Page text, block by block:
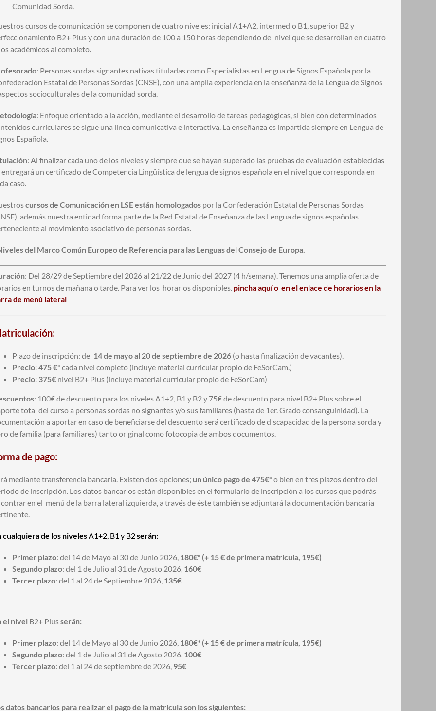
Comunidad Sorda.
cursos de comunicación se componen de cuatro niveles: inicial A1+A2, intermedio B1, superior B2 y
B2+ Plus y con una duración de 100 a 150 horas dependiendo del nivel que se desarrollan en cuatro
académicos al completo.
: Personas sordas signantes nativas tituladas como Especialistas en Lengua de Signos Española por la
Estatal de Personas Sordas (CNSE), con una amplia experiencia en la enseñanza de la Lengua de Signos
socioculturales de la comunidad sorda.
: Enfoque orientado a la acción, mediante el desarrollo de tareas pedagógicas, si bien con determinados
curriculares se sigue una línea comunicativa e interactiva. La enseñanza es impartida siempre en Lengua de
Española.
: Al finalizar cada uno de los niveles y siempre que se hayan superado las pruebas de evaluación establecidas
entregará un certificado de Competencia Lingüística de lengua de signos española en el nivel que corresponda en
caso.
cursos de Comunicación en LSE están homologadospor la Confederación Estatal de Personas Sordas
además nuestra entidad forma parte de la Red Estatal de Enseñanza de las Lengua de signos españolas
al movimiento asociativo de personas sordas.
del Marco Común Europeo de Referencia para las Lenguas del Consejo de Europa.
: Del 28/29 de Septiembre del 2026 al 21/22 de Junio del 2027 (4 h/semana). Tenemos una amplia oferta de
en turnos de mañana o tarde. Para ver los horarios disponibles. pincha aquí o en el enlace de horarios en la
de menú lateral
Plazo de inscripción: del 14 de mayo al 20 de septiembre de 2026(o hasta finalización de vacantes).
Precio: 475 €* cada nivel completo (incluye material curricular propio de FeSorCam.)
Precio: 375€nivel B2+ Plus (incluye material curricular propio de FeSorCam)
: 100€ de descuento para los niveles A1+2, B1 y B2 y 75€ de descuento para nivel B2+ Plus sobre el
total del curso a personas sordas no signantes y/o sus familiares (hasta de 1er. Grado consanguinidad). La
a aportar en caso de beneficiarse del descuento será certificado de discapacidad de la persona sorda y
de familia (para familiares) tanto original como fotocopia de ambos documentos.
de pago:
mediante transferencia bancaria. Existen dos opciones; un único pago de 475€*o bien en tres plazos dentro del
de inscripción. Los datos bancarios están disponibles en el formulario de inscripción a los cursos que podrás
en el menú de la barra lateral izquierda, a través de éste también se adjuntará la documentación bancaria
cualquiera de los nivelesA1+2, B1 y B2serán:
Primer plazo: del 14 de Mayo al 30 de Junio 2026, 180€* (+ 15 € de primera matrícula, 195€)
Segundo plazo: del 1 de Julio al 31 de Agosto 2026, 160€
Tercer plazo: del 1 al 24 de Septiembre 2026, 135€
el nivel B2+ Plusserán:
Primer plazo: del 14 de Mayo al 30 de Junio 2026, 180€* (+ 15 € de primera matrícula, 195€)
Segundo plazo: del 1 de Julio al 31 de Agosto 2026, 100€
Tercer plazo: del 1 al 24 de septiembre de 2026, 95€
datos bancarios para realizar el pago de la matrícula son los siguientes: